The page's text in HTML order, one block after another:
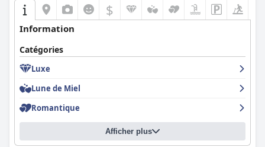
$
Information
Catégories
Luxe
Lune de Miel
Romantique
Afficher plus